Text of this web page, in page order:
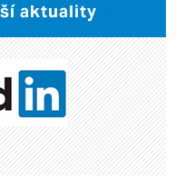
aktuality